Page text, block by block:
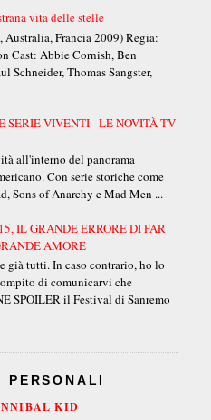
vita delle stelle
Australia, Francia 2009) Regia:
Cast: Abbie Cornish, Ben
Schneider, Thomas Sangster,
SERIE VIVENTI - LE NOVITÀ TV
all'interno del panorama
Con serie storiche come
Sons of Anarchy e Mad Men ...
IL GRANDE ERRORE DI FAR
AMORE
già tutti. In caso contrario, ho lo
di comunicarvi che
SPOILER il Festival di Sanremo
PERSONALI
KID